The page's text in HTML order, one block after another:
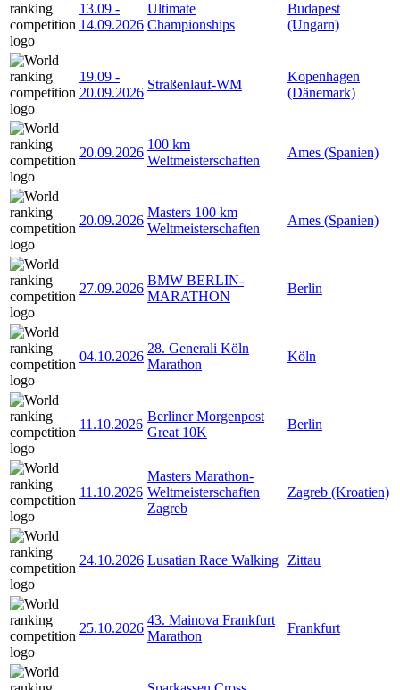
13.09 -
14.09.2026
Ultimate
Championships
Budapest
(Ungarn)
19.09 -
20.09.2026
Straßenlauf-WM
Kopenhagen
(Dänemark)
20.09.2026
100 km
Weltmeisterschaften
Ames (Spanien)
20.09.2026
Masters 100 km
Weltmeisterschaften
Ames (Spanien)
27.09.2026
BMW BERLIN-
MARATHON
Berlin
04.10.2026
28. Generali Köln
Marathon
Köln
11.10.2026
Berliner Morgenpost
Great 10K
Berlin
11.10.2026
Masters Marathon-
Weltmeisterschaften
Zagreb
Zagreb (Kroatien)
24.10.2026 Lusatian Race Walking Zittau
25.10.2026
43. Mainova Frankfurt
Marathon
Frankfurt